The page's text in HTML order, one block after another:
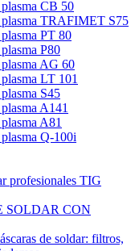
CB 50
plasma TRAFIMET S75
PT 80
P80
AG 60
LT 101
S45
A141
A81
Q-100i
profesionales TIG
SOLDAR CON
de soldar: filtros,